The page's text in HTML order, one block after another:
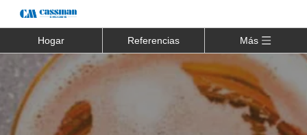
Hogar Referencias Más